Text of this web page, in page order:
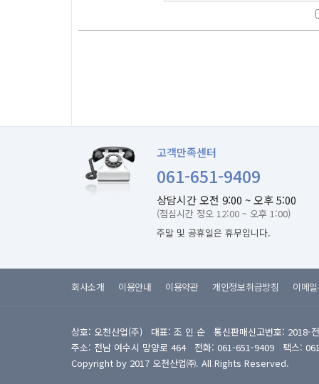
고객만족센터
061-651-9409
상담시간 오전 9:00 ~ 오후 5:00
(점심시간 정오 12:00 ~ 오후 1:00)
주말 및 공휴일은 휴무입니다.
회사소개 이용안내 이용약관 개인정보취급방침 이메
상호: 오천산업(주) 대표: 조 인 순 통신판매신고번호: 2018-
주소: 전남 여수시 망양로 464 전화: 061-651-9409 팩스:
Copyright by 2017 오천산업㈜. All Rights Reserved.